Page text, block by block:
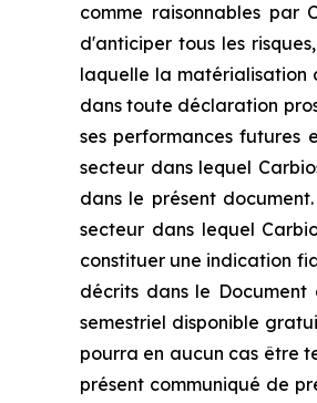
comme raisonnables par
d'anticiper tous les
laquelle la matérialisation
dans toute déclaration
ses performances futures
secteur dans lequel
dans le présent
secteur dans lequel
constituer une indication
décrits dans le Document
semestriel disponible
pourra en aucun cas être
présent communiqué de